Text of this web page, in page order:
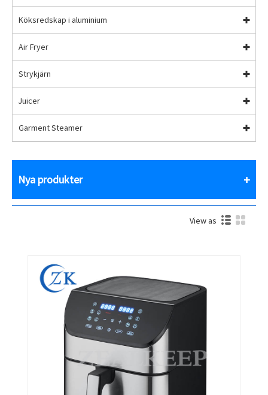
Köksredskap i aluminium
Air Fryer
Strykjärn
Juicer
Garment Steamer
Nya produkter
View as